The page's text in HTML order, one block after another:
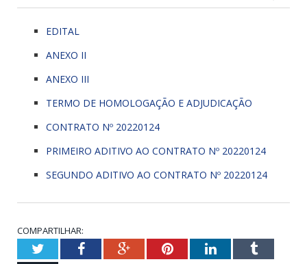
EDITAL
ANEXO II
ANEXO III
TERMO DE HOMOLOGAÇÃO E ADJUDICAÇÃO
CONTRATO Nº 20220124
PRIMEIRO ADITIVO AO CONTRATO Nº 20220124
SEGUNDO ADITIVO AO CONTRATO Nº 20220124
COMPARTILHAR:
TwitterFacebookGoogle+PinterestLinkedInTumblr